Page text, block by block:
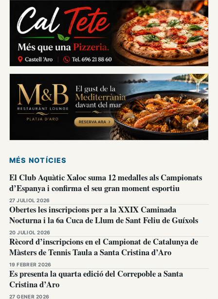
MÉS NOTÍCIES
El Club Aquàtic Xaloc suma 12 medalles als Campionats
d’Espanya i confirma el seu gran moment esportiu
27 JULIOL 2026
Obertes les inscripcions per a la XXIX Caminada
Nocturna i la 6a Cuca de Llum de Sant Feliu de Guíxols
20 JULIOL 2026
Rècord d’inscripcions en el Campionat de Catalunya de
Màsters de Tennis Taula a Santa Cristina d’Aro
19 FEBRER 2026
Es presenta la quarta edició del Correpoble a Santa
Cristina d’Aro
27 GENER 2026